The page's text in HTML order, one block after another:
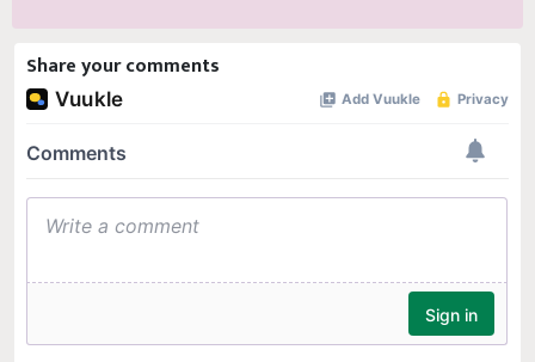
Share your comments